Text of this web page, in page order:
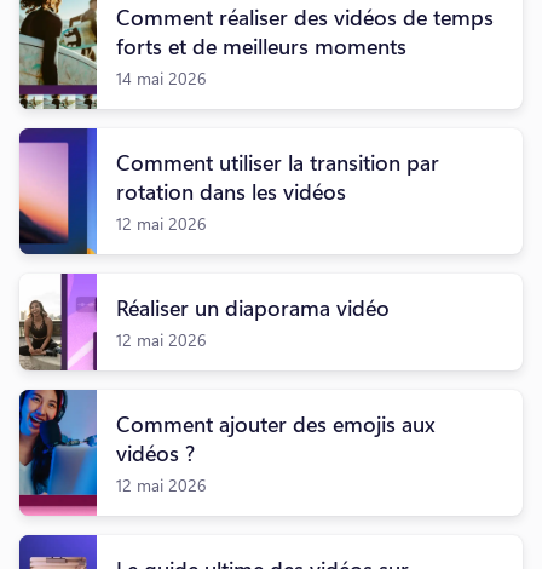
Comment réaliser des vidéos de temps
forts et de meilleurs moments
14 mai 2026
Comment utiliser la transition par
rotation dans les vidéos
12 mai 2026
Réaliser un diaporama vidéo
12 mai 2026
Comment ajouter des emojis aux
vidéos ?
12 mai 2026